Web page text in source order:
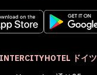
INTERCITYHOTEL ドイツ